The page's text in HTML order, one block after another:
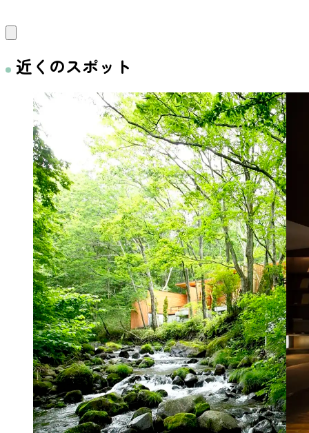
仙臺写真館フォトギャラリー
仙台旅先体験コレクション Instagaram
近くのスポット